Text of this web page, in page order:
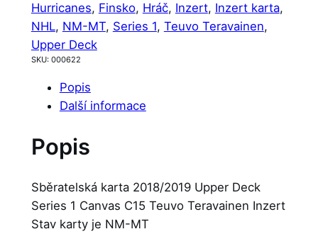
Hurricanes, Finsko, Hráč, Inzert, Inzert karta
NHL, NM-MT, Series 1, Teuvo Teravainen
Upper Deck
SKU: 000622
Popis
Další informace
Popis
Sběratelská karta 2018/2019 Upper Deck
Series 1 Canvas C15 Teuvo Teravainen Inzert
Stav karty je NM-MT